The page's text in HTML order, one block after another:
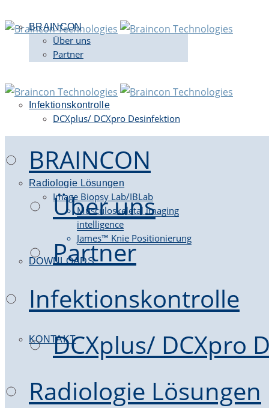
BRAINCON
Über uns
Partner
Infektionskontrolle
DCXplus/ DCXpro Desinfektion
Radiologie Lösungen
Image Biopsy Lab/IBLab
Musculoskeletal imaging
intelligence
James™ Knie Positionierung
DOWNLOADS
KONTAKT
BRAINCON
Über uns
Partner
Infektionskontrolle
DCXplus/ DCXpro
Radiologie Lösungen